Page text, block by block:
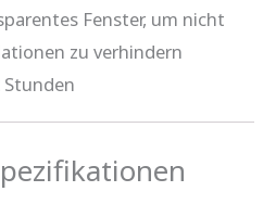
Fenster, um nicht
zu verhindern